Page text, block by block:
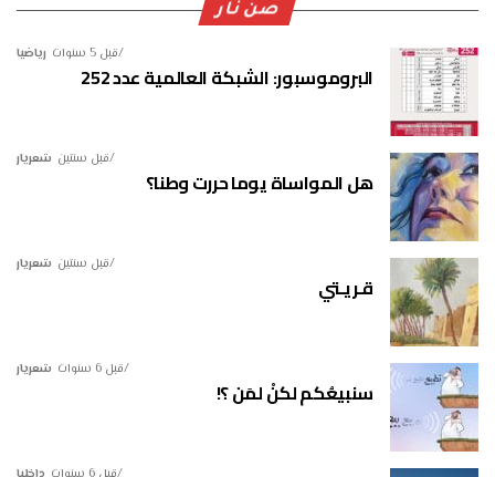
صن نار
رياضيا قبل 5 سنوات
البروموسبور: الشبكة العالمية عدد 252
شعريار قبل سنتين
هل المواساة يوما حررت وطنا؟
شعريار قبل سنتين
قـريـتي
شعريار قبل 6 سنوات
سنبيعُكم لكنْ لمَن ؟!